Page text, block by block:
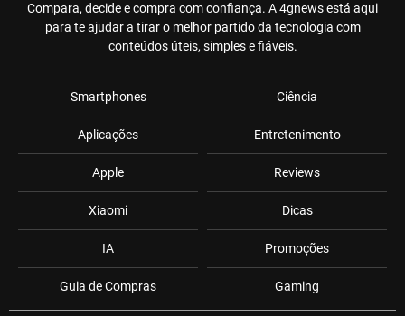
Compara, decide e compra com confiança. A 4gnews está aqui
para te ajudar a tirar o melhor partido da tecnologia com
conteúdos úteis, simples e fiáveis.
Smartphones
Aplicações
Apple
Xiaomi
IA
Guia de Compras
Ciência
Entretenimento
Reviews
Dicas
Promoções
Gaming